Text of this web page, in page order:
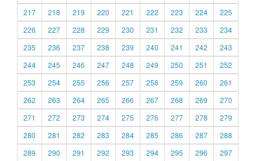
217
218 219 220 221 222 223 224
225
226
227 228 229 230 231 232 233
234
235
236 237 238 239 240 241 242
243
244
245 246 247 248 249 250 251
252
253
254 255 256 257 258 259 260
261
262
263 264 265 266 267 268 269
270
271
272 273 274 275 276 277 278
279
280
281 282 283 284 285 286 287
288
289
290 291 292 293 294 295 296
297